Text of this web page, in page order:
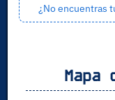
¿No encuentras